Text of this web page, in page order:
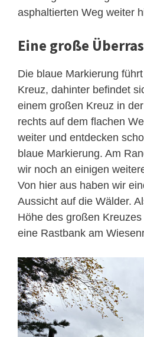
asphaltierten Weg weiter
Eine große
Die blaue Markierung
Kreuz, dahinter befindet
einem großen Kreuz in
rechts auf dem flachen
weiter und entdecken
blaue Markierung. Am
wir noch an einigen
Von hier aus haben wir
Aussicht auf die Wälder.
Höhe des großen
eine Rastbank am